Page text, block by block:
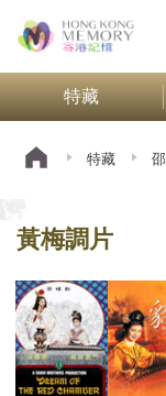
特藏
特藏
黃梅調片